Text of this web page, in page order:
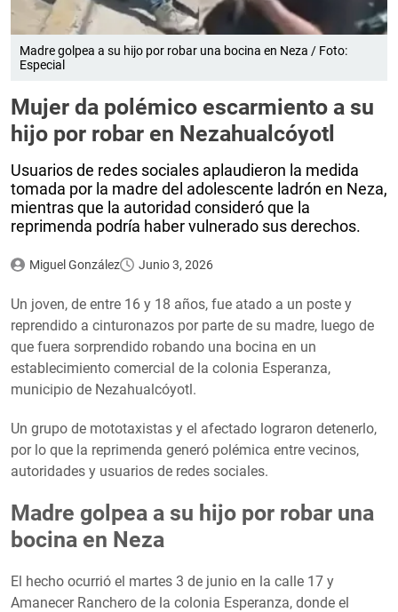
Madre golpea a su hijo por robar una bocina en Neza / Foto:
Especial
Mujer da polémico escarmiento a su
hijo por robar en Nezahualcóyotl
Usuarios de redes sociales aplaudieron la medida
tomada por la madre del adolescente ladrón en Neza,
mientras que la autoridad consideró que la
reprimenda podría haber vulnerado sus derechos.
Miguel González Junio 3, 2026
Un joven, de entre 16 y 18 años, fue atado a un poste y
reprendido a cinturonazos por parte de su madre, luego de
que fuera sorprendido robando una bocina en un
establecimiento comercial de la colonia Esperanza,
municipio de Nezahualcóyotl.
Un grupo de mototaxistas y el afectado lograron detenerlo,
por lo que la reprimenda generó polémica entre vecinos,
autoridades y usuarios de redes sociales.
Madre golpea a su hijo por robar una
bocina en Neza
El hecho ocurrió el martes 3 de junio en la calle 17 y
Amanecer Ranchero de la colonia Esperanza, donde el